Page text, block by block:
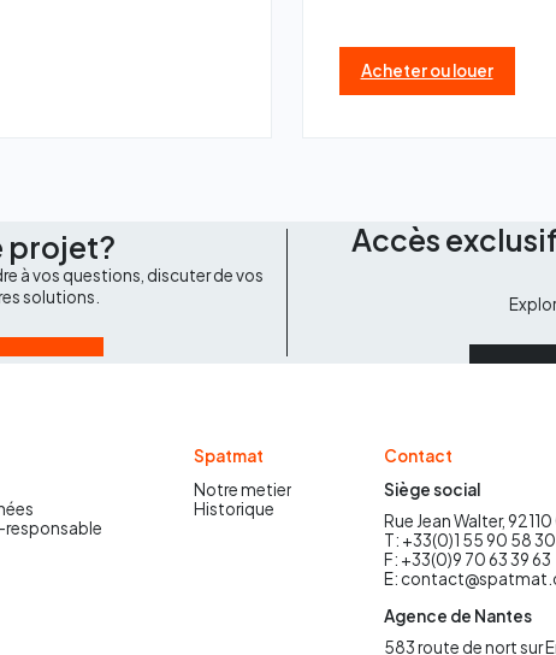
Acheter ou louer
projet?
à vos questions, discuter de vos
solutions.
Accès
responsable
Spatmat
Notre metier
Historique
Contact
Siège social
Rue Jean Walter,
T: +33(0)1 55 90 58 30
F: +33(0)9 70 63 39 63
E:
Agence de Nantes
583 route de nort sur